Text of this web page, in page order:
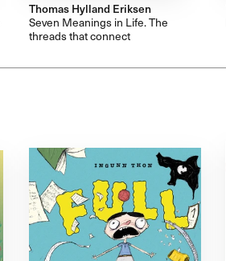
Thomas Hylland Eriksen
Seven Meanings in Life. The
threads that connect